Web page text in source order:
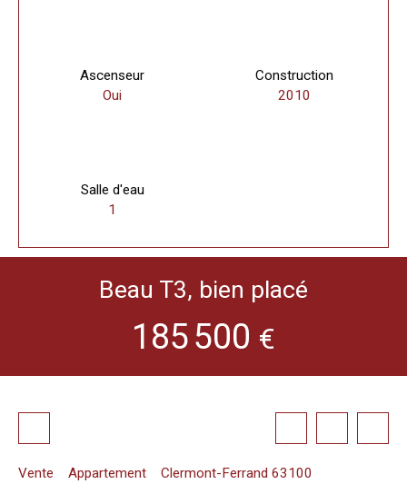
Ascenseur
Oui
Construction
2010
Salle d'eau
1
Beau T3, bien placé
185 500 €
Vente Appartement
Clermont-Ferrand 63100